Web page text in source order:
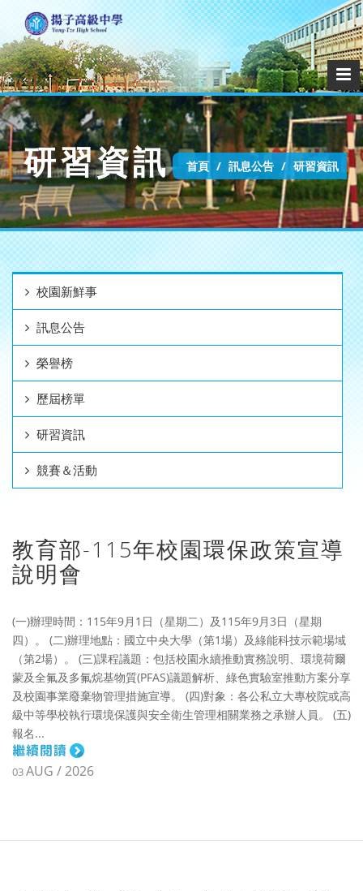
首頁 訊息公告 研習資訊
研習資訊
校園新鮮事
訊息公告
榮譽榜
歷屆榜單
研習資訊
競賽＆活動
教育部-115年校園環保政策宣導
說明會
(一)辦理時間：115年9月1日（星期二）及115年9月3日（星期
四）。 (二)辦理地點：國立中央大學（第1場）及綠能科技示範場域
（第2場）。 (三)課程議題：包括校園永續推動實務說明、環境荷爾
蒙及全氟及多氟烷基物質(PFAS)議題解析、綠色實驗室推動方案分享
及校園事業廢棄物管理措施宣導。 (四)對象：各公私立大專校院或高
級中等學校執行環境保護與安全衛生管理相關業務之承辦人員。 (五)
報名...
03AUG / 2026